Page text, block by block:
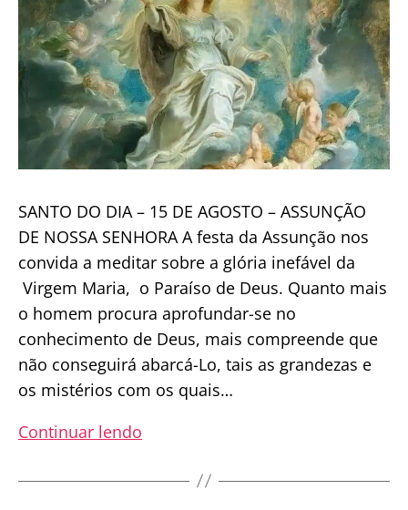
Assunção
de
Maria?
SANTO DO DIA – 15 DE AGOSTO – ASSUNÇÃO
DE NOSSA SENHORA A festa da Assunção nos
convida a meditar sobre a glória inefável da
Virgem Maria, o Paraíso de Deus. Quanto mais
o homem procura aprofundar-se no
conhecimento de Deus, mais compreende que
não conseguirá abarcá-Lo, tais as grandezas e
os mistérios com os quais…
Continuar lendo
Assunção